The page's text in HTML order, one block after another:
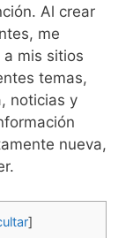
Al crear
me
mis sitios
temas,
noticias y
nueva,
]